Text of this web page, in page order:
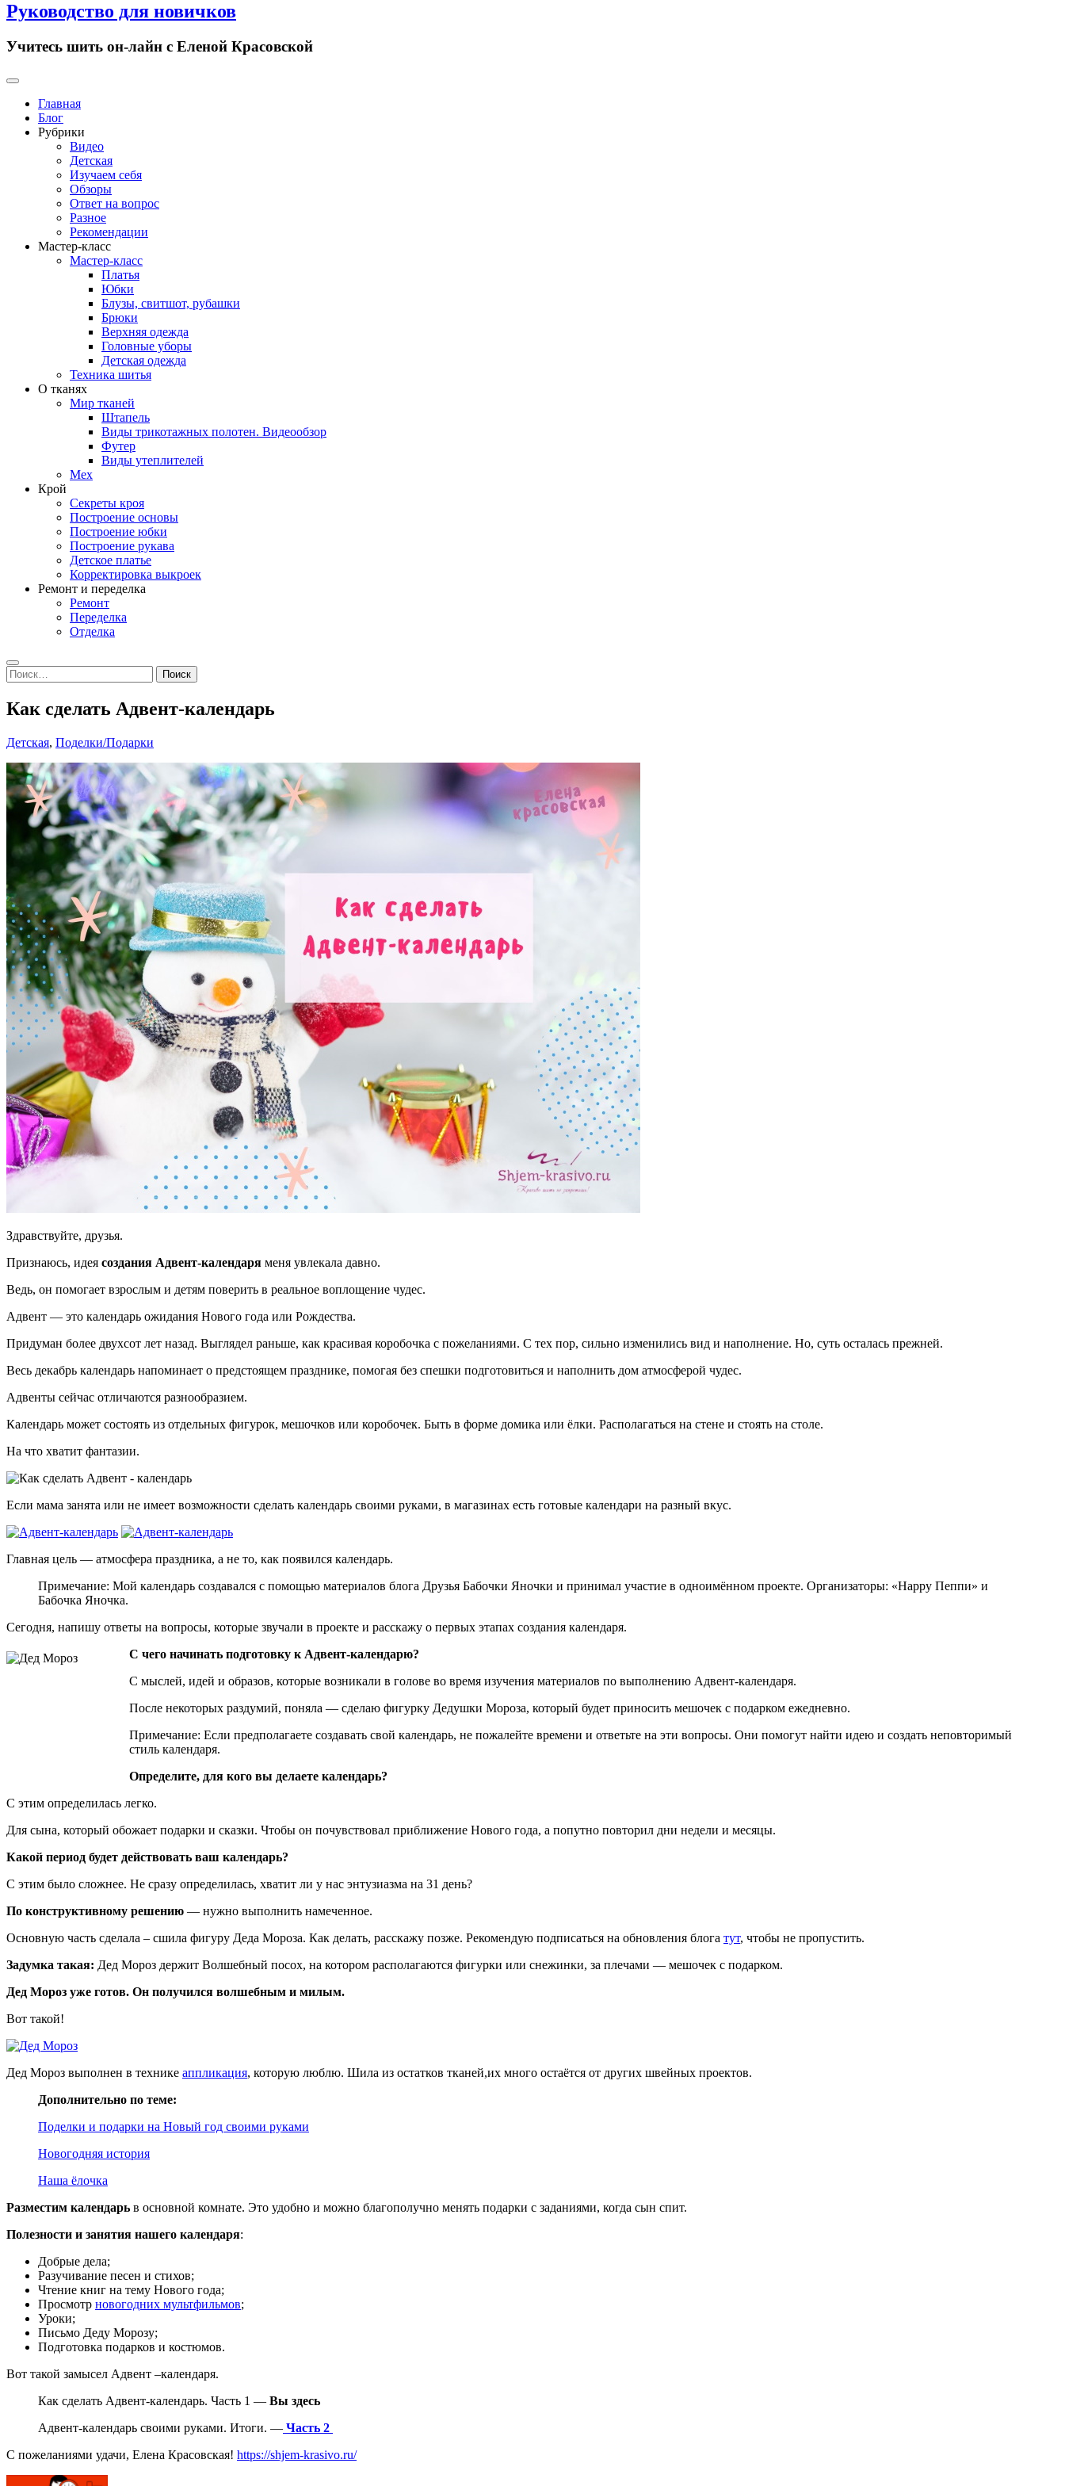
Руководство для новичков
Учитесь шить он-лайн с Еленой Красовской
Primary
Главная
Блог
Рубрики
Видео
Детская
Изучаем себя
Обзоры
Ответ на вопрос
Разное
Рекомендации
Мастер-класс
Мастер-класс
Платья
Юбки
Блузы, свитшот, рубашки
Брюки
Верхняя одежда
Головные уборы
Детская одежда
Техника шитья
О тканях
Мир тканей
Штапель
Виды трикотажных полотен. Видеообзор
Футер
Виды утеплителей
Мех
Крой
Секреты кроя
Построение основы
Построение юбки
Построение рукава
Детское платье
Корректировка выкроек
Ремонт и переделка
Ремонт
Переделка
Отделка
Search
Найти:
Как сделать Адвент-календарь
Детская, Поделки/Подарки
Здравствуйте, друзья.
Признаюсь, идея создания Адвент-календаря меня увлекала давно.
Ведь, он помогает взрослым и детям поверить в реальное воплощение чудес.
Адвент — это календарь ожидания Нового года или Рождества.
Придуман более двухсот лет назад. Выглядел раньше, как красивая коробочка с пожеланиями. С тех пор, сильно изменились вид и наполнение. Но, суть осталась прежней.
Весь декабрь календарь напоминает о предстоящем празднике, помогая без спешки подготовиться и наполнить дом атмосферой чудес.
Адвенты сейчас отличаются разнообразием.
Календарь может состоять из отдельных фигурок, мешочков или коробочек. Быть в форме домика или ёлки. Располагаться на стене и стоять на столе.
На что хватит фантазии.
Если мама занята или не имеет возможности сделать календарь своими руками, в магазинах есть готовые календари на разный вкус.
Главная цель — атмосфера праздника, а не то, как появился календарь.
Примечание: Мой календарь создавался с помощью материалов блога Друзья Бабочки Яночки и принимал участие в одноимённом проекте. Организаторы: «Happy Пеппи» и
Бабочка Яночка.
Сегодня, напишу ответы на вопросы, которые звучали в проекте и расскажу о первых этапах создания календаря.
С чего начинать подготовку к Адвент-календарю?
С мыслей, идей и образов, которые возникали в голове во время изучения материалов по выполнению Адвент-календаря.
После некоторых раздумий, поняла — сделаю фигурку Дедушки Мороза, который будет приносить мешочек с подарком ежедневно.
Примечание: Если предполагаете создавать свой календарь, не пожалейте времени и ответьте на эти вопросы. Они помогут найти идею и создать неповторимый
стиль календаря.
Определите, для кого вы делаете календарь?
С этим определилась легко.
Для сына, который обожает подарки и сказки. Чтобы он почувствовал приближение Нового года, а попутно повторил дни недели и месяцы.
Какой период будет действовать ваш календарь?
С этим было сложнее. Не сразу определилась, хватит ли у нас энтузиазма на 31 день?
По конструктивному решению — нужно выполнить намеченное.
Основную часть сделала – сшила фигуру Деда Мороза. Как делать, расскажу позже. Рекомендую подписаться на обновления блога тут, чтобы не пропустить.
Задумка такая: Дед Мороз держит Волшебный посох, на котором располагаются фигурки или снежинки, за плечами — мешочек с подарком.
Дед Мороз уже готов. Он получился волшебным и милым.
Вот такой!
Дед Мороз выполнен в технике аппликация, которую люблю. Шила из остатков тканей,их много остаётся от других швейных проектов.
Дополнительно по теме:
Поделки и подарки на Новый год своими руками
Новогодняя история
Наша ёлочка
Разместим календарь в основной комнате. Это удобно и можно благополучно менять подарки с заданиями, когда сын спит.
Полезности и занятия нашего календаря:
Добрые дела;
Разучивание песен и стихов;
Чтение книг на тему Нового года;
Просмотр новогодних мультфильмов;
Уроки;
Письмо Деду Морозу;
Подготовка подарков и костюмов.
Вот такой замысел Адвент –календаря.
Как сделать Адвент-календарь. Часть 1 — Вы здесь
Адвент-календарь своими руками. Итоги. — Часть 2
С пожеланиями удачи, Елена Красовская! https://shjem-krasivo.ru/